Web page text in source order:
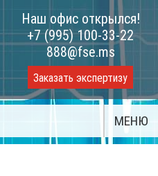
Наш офис открылся!
+7 (995) 100-33-22
888@fse.ms
Заказать экспертизу
МЕНЮ